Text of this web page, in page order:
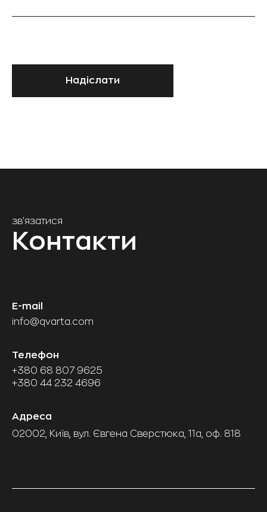
Надіслати
зв'язатися
Контакти
E-mail
info@qvarta.com
Телефон
+380 68 807 9625
+380 44 232 4696
Адреса
02002, Київ, вул. Євгена Сверстюка, 11а, оф. 818